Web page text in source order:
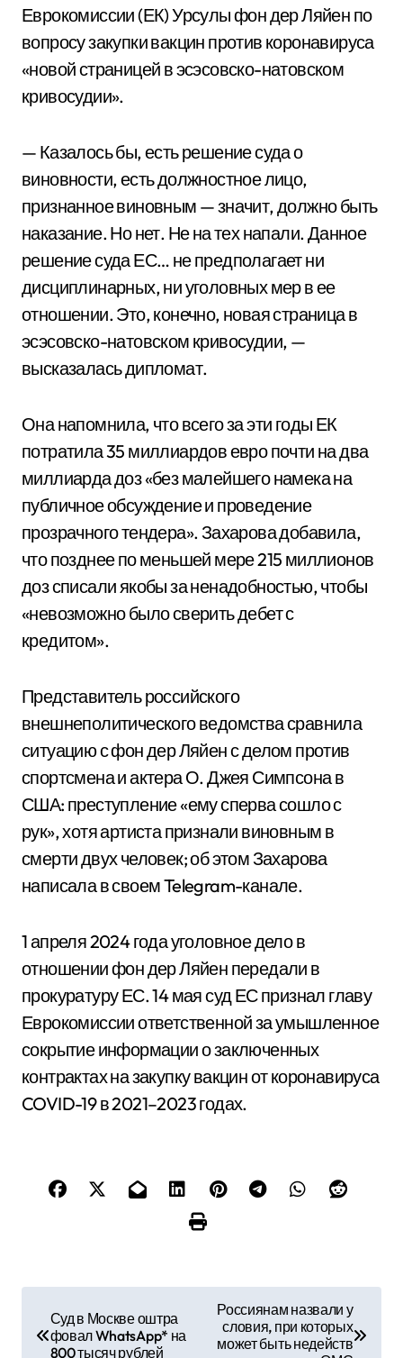
Еврокомиссии (ЕК) Урсулы фон дер Ляйен по
вопросу закупки вакцин против коронавируса
«новой страницей в эсэсовско-натовском
кривосудии».
— Казалось бы, есть решение суда о
виновности, есть должностное лицо,
признанное виновным — значит, должно быть
наказание. Но нет. Не на тех напали. Данное
решение суда ЕС… не предполагает ни
дисциплинарных, ни уголовных мер в ее
отношении. Это, конечно, новая страница в
эсэсовско-натовском кривосудии, —
высказалась дипломат.
Она напомнила, что всего за эти годы ЕК
потратила 35 миллиардов евро почти на два
миллиарда доз «без малейшего намека на
публичное обсуждение и проведение
прозрачного тендера». Захарова добавила,
что позднее по меньшей мере 215 миллионов
доз списали якобы за ненадобностью, чтобы
«невозможно было сверить дебет с
кредитом».
Представитель российского
внешнеполитического ведомства сравнила
ситуацию с фон дер Ляйен с делом против
спортсмена и актера О. Джея Симпсона в
США: преступление «ему сперва сошло с
рук», хотя артиста признали виновным в
смерти двух человек; об этом Захарова
написала в своем Telegram-канале.
1 апреля 2024 года уголовное дело в
отношении фон дер Ляйен передали в
прокуратуру ЕС. 14 мая суд ЕС признал главу
Еврокомиссии ответственной за умышленное
сокрытие информации о заключенных
контрактах на закупку вакцин от коронавируса
COVID-19 в 2021–2023 годах.
Суд в Москве оштра
фовал WhatsApp* на
800 тысяч рублей
Россиянам назвали у
словия, при которых
может быть недейств